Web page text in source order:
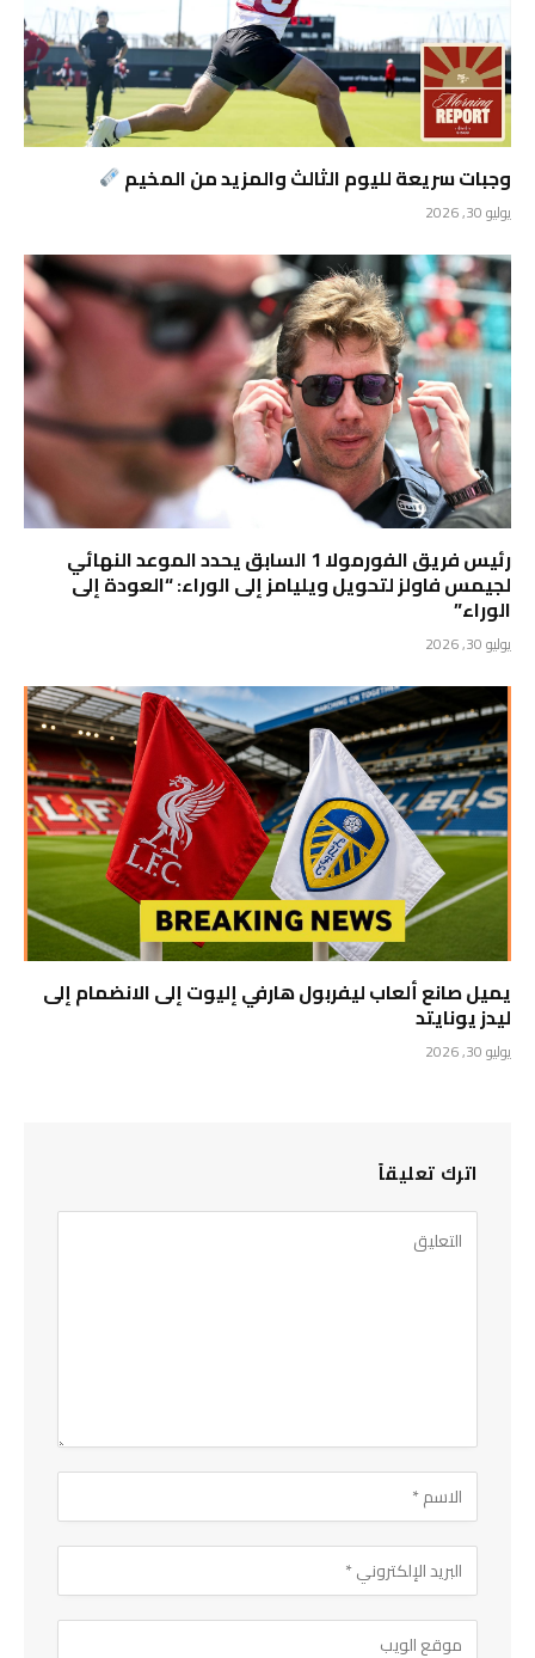
وجبات سريعة لليوم الثالث والمزيد من المخيم
يوليو 30, 2026
رئيس فريق الفورمولا 1 السابق يحدد الموعد النهائي
لجيمس فاولز لتحويل ويليامز إلى الوراء: “العودة إلى
الوراء”
يوليو 30, 2026
يميل صانع ألعاب ليفربول هارفي إليوت إلى الانضمام إلى
ليدز يونايتد
يوليو 30, 2026
اترك تعليقاً